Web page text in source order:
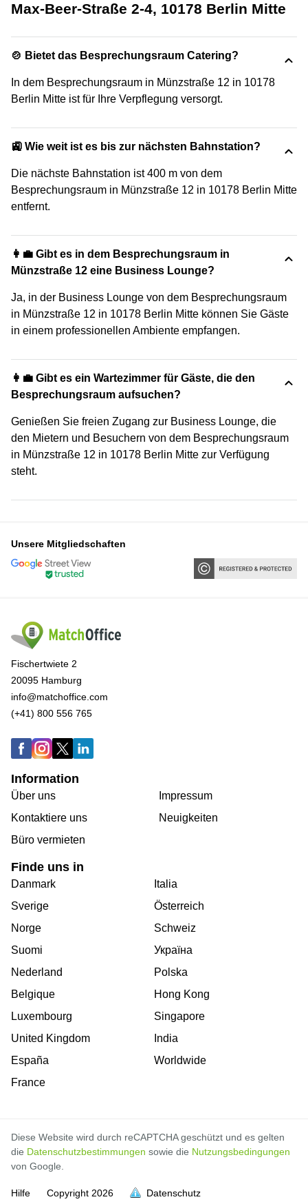
Max-Beer-Straße 2-4, 10178 Berlin Mitte
🍲 Bietet das Besprechungsraum Catering?
In dem Besprechungsraum in Münzstraße 12 in 10178
Berlin Mitte ist für Ihre Verpflegung versorgt.
🚉 Wie weit ist es bis zur nächsten Bahnstation?
Die nächste Bahnstation ist 400 m von dem
Besprechungsraum in Münzstraße 12 in 10178 Berlin Mitte
entfernt.
👩‍💼 Gibt es in dem Besprechungsraum in
Münzstraße 12 eine Business Lounge?
Ja, in der Business Lounge von dem Besprechungsraum
in Münzstraße 12 in 10178 Berlin Mitte können Sie Gäste
in einem professionellen Ambiente empfangen.
👩‍💼 Gibt es ein Wartezimmer für Gäste, die den
Besprechungsraum aufsuchen?
Genießen Sie freien Zugang zur Business Lounge, die
den Mietern und Besuchern von dem Besprechungsraum
in Münzstraße 12 in 10178 Berlin Mitte zur Verfügung
steht.
voll
voll
voll
voll
voll
voll
voll
voll
voll
voll
voll
voll
voll
Unsere Mitgliedschaften
Fischertwiete 2
20095 Hamburg
info@matchoffice.com
(+41) 800 556 765
Information
Über uns
Kontaktiere uns
Büro vermieten
Impressum
Neuigkeiten
Finde uns in
Danmark
Sverige
Norge
Suomi
Nederland
Belgique
Luxembourg
United Kingdom
España
France
Italia
Österreich
Schweiz
Україна
Polska
Hong Kong
Singapore
India
Worldwide
Diese Website wird durch reCAPTCHA geschützt und es gelten
die Datenschutzbestimmungen sowie die Nutzungsbedingungen
von Google.
Hilfe Copyright 2026 Datenschutz